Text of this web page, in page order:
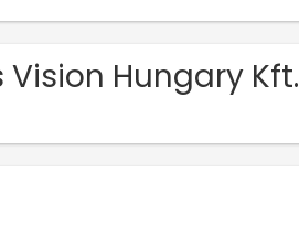
Hungary Kft.